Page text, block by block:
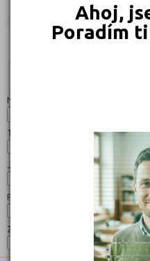
Ahoj,
Poradím
Název:
Typ:
Jazyk:
Forma:
Zaměření: